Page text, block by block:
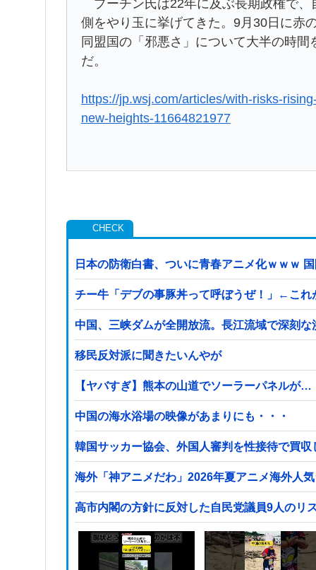
プーチン氏は22年に及ぶ長期政権で、
側をやり玉に挙げてきた。9月30日に赤
同盟国の「邪悪さ」について大半の時
だ。
https://jp.wsj.com/articles/with-risks-
new-heights-11664821977
日本の防衛白書、ついに青春アニメ化ｗｗｗ
チー牛「デブの事豚丼って呼ぼうぜ！」←これ
中国、三峡ダムが全開放流。長江流域で深刻な
移民反対派に聞きたいんやが
【ヤバすぎ】熊本の山道でソーラーパネルが…
中国の海水浴場の映像があまりにも・・・
韓国サッカー協会、外国人審判を性接待で買収
海外「神アニメだわ」2026年夏アニメ海外人
高市内閣の方針に反対した自民党議員9人の